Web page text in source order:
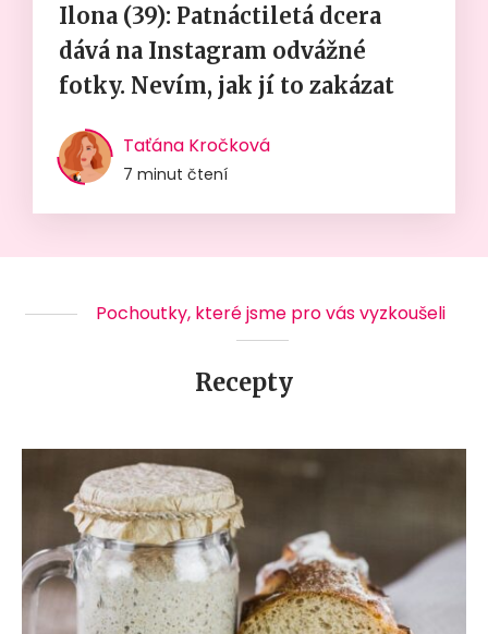
Ilona (39): Patnáctiletá dcera
dává na Instagram odvážné
fotky. Nevím, jak jí to zakázat
Taťána Kročková
7 minut čtení
Pochoutky, které jsme pro vás vyzkoušeli
Recepty